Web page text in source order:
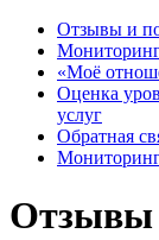
Отзывы и
Мониторинг
«Моё
Оценка
услуг
Обратная
Мониторинг
Отзывы